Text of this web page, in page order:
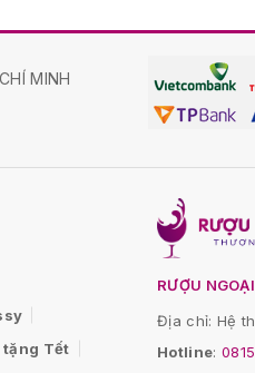
MINH
tặng Tết
RƯỢU
Địa chỉ: Hệ
Hotline: